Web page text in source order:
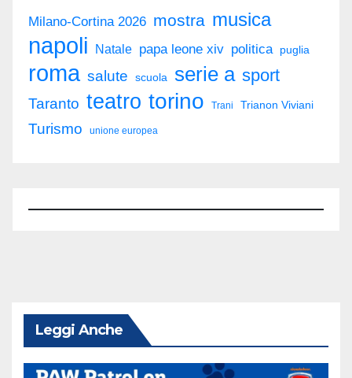
Milano-Cortina 2026 mostra musica
napoli Natale papa leone xiv politica puglia
roma salute scuola serie a sport
Taranto teatro torino Trani Trianon Viviani
Turismo unione europea
Leggi Anche